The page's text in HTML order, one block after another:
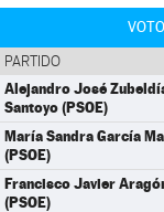
PARTIDO
Alejandro José
Santoyo (PSOE)
María Sandra García
(PSOE)
Francisco Javier
(PSOE)